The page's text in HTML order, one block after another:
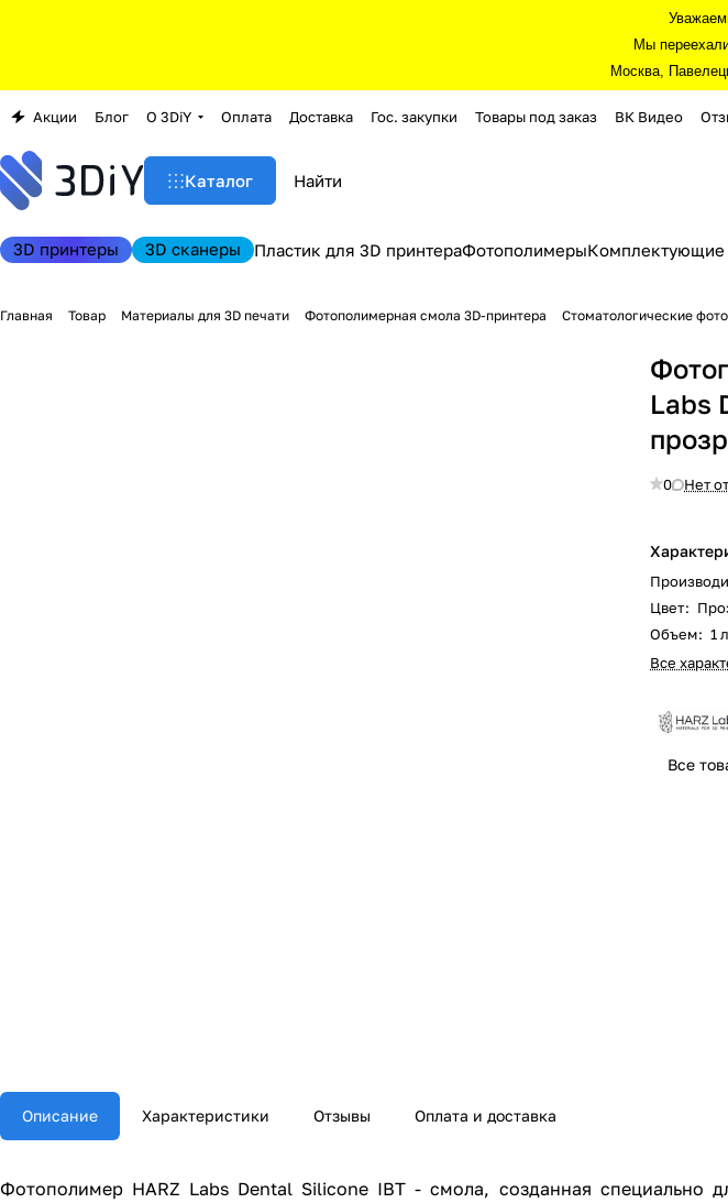
Мы
Москва,
Акции Блог О 3DiY Оплата Доставка Гос. закупки Товары под заказ ВК Видео
Каталог
3D принтеры 3D сканеры Пластик для 3D принтераФотополимерыКомплектующие
Главная Товар Материалы для 3D печати Фотополимерная смола 3D-принтера Стоматологические
Labs
0 Нет
Цвет:
Объем: 1 л
Все
Все
Описание Характеристики Отзывы Оплата и доставка
Фотополимер HARZ Labs Dental Silicone IBT - смола, созданная специально